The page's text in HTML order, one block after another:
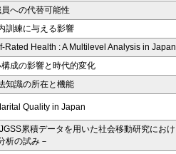
への代替可能性
訓練に与える影響
Rated Health : A Multilevel Analysis in Japan
成の影響と時代的変化
知識の所在と機能
Quality in Japan
累積データを用いた社会移動研究におけ
析の試み－